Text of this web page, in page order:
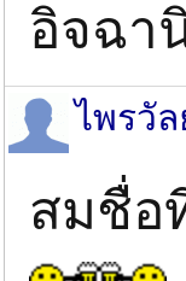
อิจฉา
ไพรวัล
สมชื่อ